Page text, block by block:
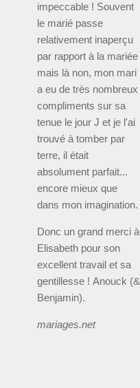
impeccable ! Souvent
le marié passe
relativement inaperçu
par rapport à la mariée
mais là non, mon mari
a eu de très nombreux
compliments sur sa
tenue le jour J et je l'ai
trouvé à tomber par
terre, il était
absolument parfait...
encore mieux que
dans mon imagination.
Donc un grand merci à
Elisabeth pour son
excellent travail et sa
gentillesse ! Anouck (&
Benjamin).
mariages.net